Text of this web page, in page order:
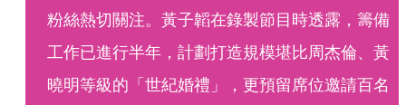
粉絲熱切關注。黃子韜在錄製節目時透露，籌備
工作已進行半年，計劃打造規模堪比周杰倫、黃
曉明等級的「世紀婚禮」，更預留席位邀請百名